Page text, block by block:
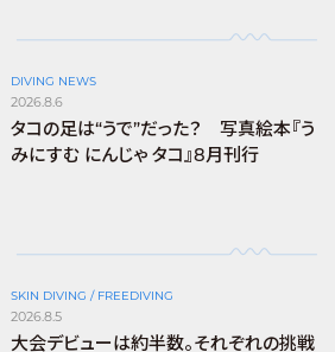
DIVING NEWS
2026.8.6
タコの足は“うで”だった？ 写真絵本『う
みにすむ にんじゃ タコ』8月刊行
SKIN DIVING / FREEDIVING
2026.8.5
大会デビューは約半数。それぞれの挑戦